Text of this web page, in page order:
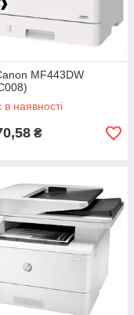
MF443DW
наявності
₴